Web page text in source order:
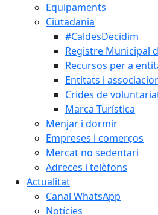
Equipaments
Ciutadania
#CaldesDecidim
Registre Municipal
Recursos per a
Entitats i
Crides de
Marca Turística
Menjar i dormir
Empreses i comerços
Mercat no sedentari
Adreces i telèfons
Actualitat
Canal WhatsApp
Notícies